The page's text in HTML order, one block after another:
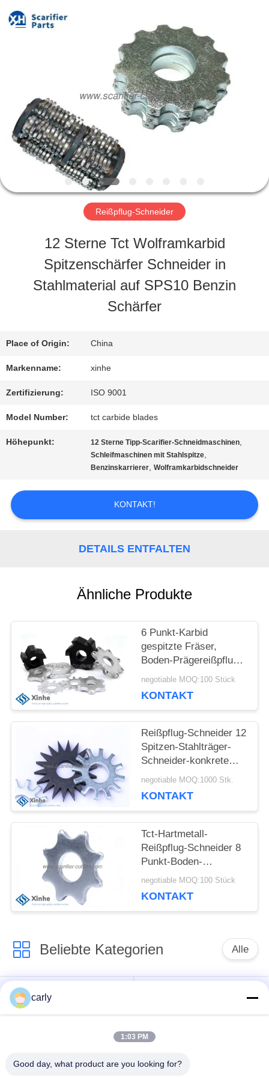
PRODUKTE
VIDEOS
WERKSBESICHTIGUNG
QUALITÄTSKONTROLLE
NEUIGKEITEN
RECHTSSACHEN
SITEMAP
DATENSCHUTZ-
BESTIMMUNGEN
Xinhe
Industry
Reißpflug-Schneider
12 Sterne Tct Wolframkarbid
Spitzenschärfer Schneider in
Stahlmaterial auf SPS10 Benzin
Schärfer
Place of Origin: China
Markenname: xinhe
Zertifizierung: ISO 9001
Model Number: tct carbide blades
Höhepunkt: 12 Sterne Tipp-Scarifier-Schneidmaschinen,
Schleifmaschinen mit Stahlspitze,
Benzinskarrierer,Wolframkarbidschneider
KONTAKT!
DETAILS ENTFALTEN
Ähnliche Produkte
6 Punkt-Karbid
gespitzte Fräser,
Boden-Prägereißpflug-
Ersatz, scharf
Ausrüstungs-
negotiable MOQ:100 Stück
KONTAKT
Reißpflug-Schneider 12
Spitzen-Stahlträger-
Schneider-konkrete
Stern-Schneider auf
Prägemaschinen
negotiable MOQ:1000 Stk.
KONTAKT
Tct-Hartmetall-
Reißpflug-Schneider 8
Punkt-Boden-
Reißpflug-Rad-Zähne
negotiable MOQ:100 Stück
KONTAKT
Beliebte Kategorien Alle
Reißpflug-Schneider
PCD-
Schneidmaschinen
carly
1:03 PM
Good day, what product are you looking for?